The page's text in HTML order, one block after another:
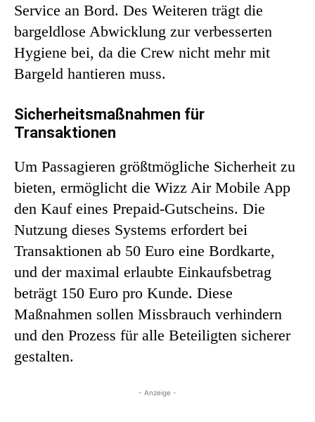
Service an Bord. Des Weiteren trägt die
bargeldlose Abwicklung zur verbesserten
Hygiene bei, da die Crew nicht mehr mit
Bargeld hantieren muss.
Sicherheitsmaßnahmen für
Transaktionen
Um Passagieren größtmögliche Sicherheit zu
bieten, ermöglicht die Wizz Air Mobile App
den Kauf eines Prepaid-Gutscheins. Die
Nutzung dieses Systems erfordert bei
Transaktionen ab 50 Euro eine Bordkarte,
und der maximal erlaubte Einkaufsbetrag
beträgt 150 Euro pro Kunde. Diese
Maßnahmen sollen Missbrauch verhindern
und den Prozess für alle Beteiligten sicherer
gestalten.
- Anzeige -